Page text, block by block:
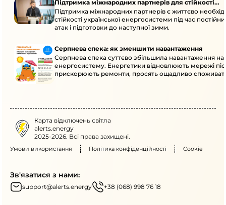
Підтримка міжнародних партнерів для стійкості
енергосистеми
Підтримка міжнародних партнерів є життєво
стійкості української енергосистеми під час
атак і підготовки до наступної зими.
Серпнева спека: як зменшити навантаження
Серпнева спека суттєво збільшила навантаження на
енергосистему. Енергетики відновлюють мережі
прискорюють ремонти, просять ощадливо
Карта відключень світла
alerts.energy
2025-2026. Всі права захищені.
Умови використання Політика конфіденційності Cookie
Зв'язатися з нами:
support@alerts.energy +38 (068) 998 76 18